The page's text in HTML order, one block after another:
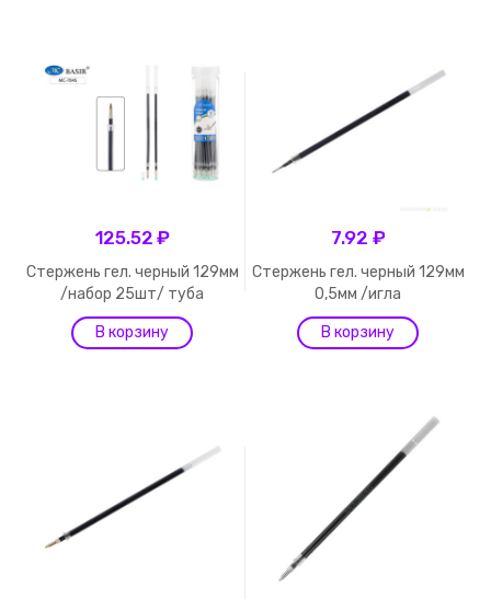
125.52 ₽
Стержень гел. черный 129мм
/набор 25шт/ туба
7.92 ₽
Стержень гел. черный 129мм
0,5мм /игла